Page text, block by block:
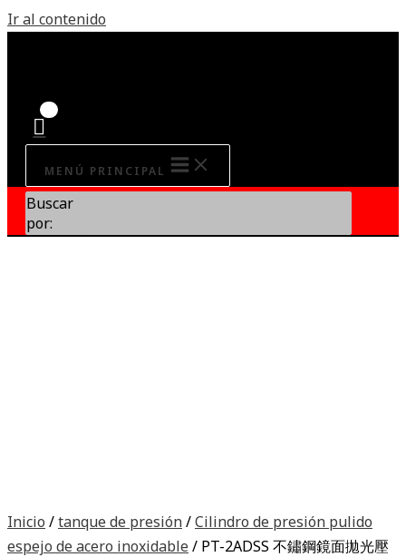
Ir al contenido
MENÚ PRINCIPAL
Buscar
por:
Inicio /tanque de presión/Cilindro de presión pulido
espejo de acero inoxidable/ PT-2ADSS 不鏽鋼鏡面拋光壓